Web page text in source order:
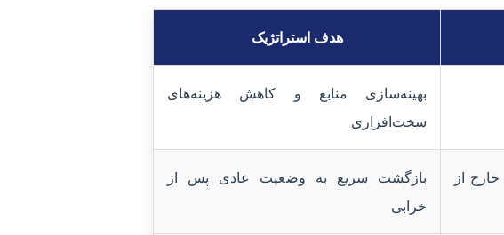
هدف استراتژیک
بهینه‌سازی منابع و کاهش هزینه‌های
سخت‌افزاری
خارج از
بازگشت سریع به وضعیت عادی پس از
خرابی